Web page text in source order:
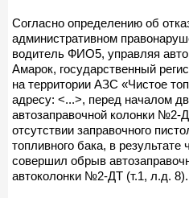
Согласно определению об
административном
водитель ФИО5, управляя
Амарок, государственный
на территории АЗС «Чистое
адресу: <...>, перед началом
автозаправочной колонки №2-
отсутствии заправочного
топливного бака, в результате
совершил обрыв
автоколонки №2-ДТ (т.1, л.д. 8).